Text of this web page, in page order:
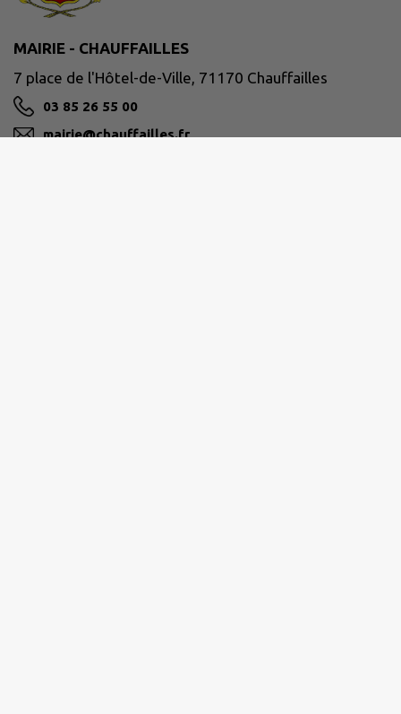
MAIRIE - CHAUFFAILLES
7 place de l'Hôtel-de-Ville, 71170 Chauffailles
03 85 26 55 00
mairie@chauffailles.fr